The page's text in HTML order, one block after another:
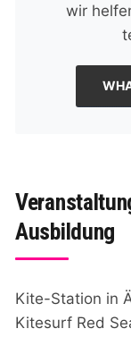
wir
Ausbildung
Kite-Station in
Kitesurf Red